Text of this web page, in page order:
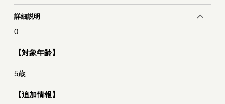
詳細説明
0
【対象年齢】
5歳
【追加情報】